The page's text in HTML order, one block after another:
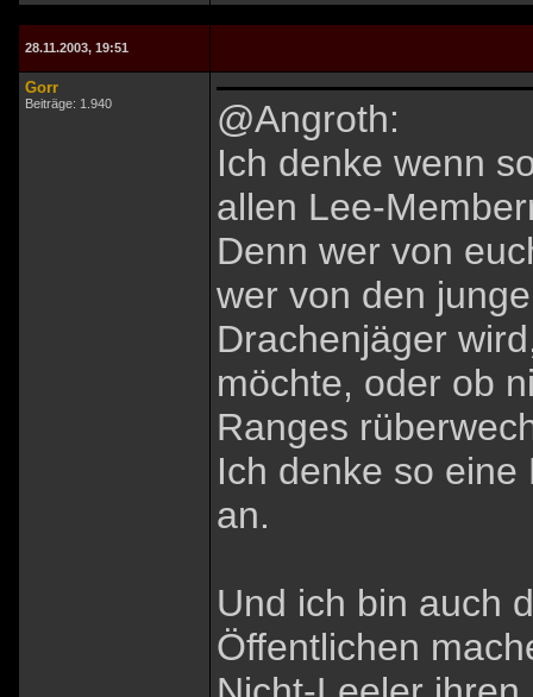
28.11.2003, 19:51
Gorr
Beiträge: 1.940
@Angroth:
Ich denke wenn
allen Lee-
Denn wer von
wer von den
Drachenjäger
möchte, oder ob
Ranges
Ich denke so
an.
Und ich bin auch
Öffentlichen